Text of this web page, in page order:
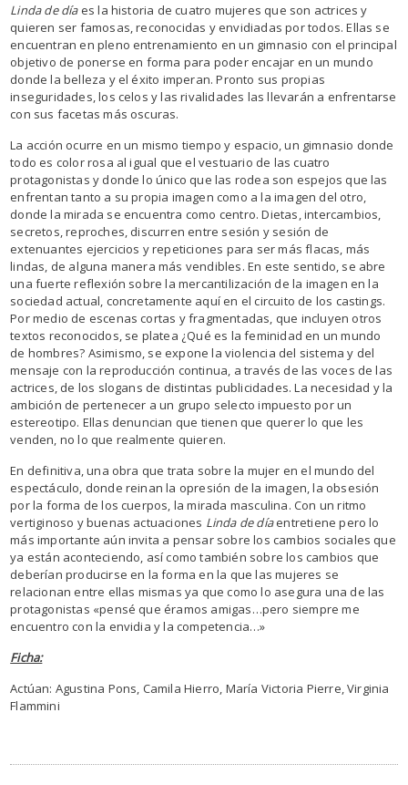
Linda de díaes la historia de cuatro mujeres que son actrices y
quieren ser famosas, reconocidas y envidiadas por todos. Ellas se
encuentran en pleno entrenamiento en un gimnasio con el principal
objetivo de ponerse en forma para poder encajar en un mundo
donde la belleza y el éxito imperan. Pronto sus propias
inseguridades, los celos y las rivalidades las llevarán a enfrentarse
con sus facetas más oscuras.
La acción ocurre en un mismo tiempo y espacio, un gimnasio donde
todo es color rosa al igual que el vestuario de las cuatro
protagonistas y donde lo único que las rodea son espejos que las
enfrentan tanto a su propia imagen como a la imagen del otro,
donde la mirada se encuentra como centro. Dietas, intercambios,
secretos, reproches, discurren entre sesión y sesión de
extenuantes ejercicios y repeticiones para ser más flacas, más
lindas, de alguna manera más vendibles. En este sentido, se abre
una fuerte reflexión sobre la mercantilización de la imagen en la
sociedad actual, concretamente aquí en el circuito de los castings.
Por medio de escenas cortas y fragmentadas, que incluyen otros
textos reconocidos, se platea ¿Qué es la feminidad en un mundo
de hombres? Asimismo, se expone la violencia del sistema y del
mensaje con la reproducción continua, a través de las voces de las
actrices, de los slogans de distintas publicidades. La necesidad y la
ambición de pertenecer a un grupo selecto impuesto por un
estereotipo. Ellas denuncian que tienen que querer lo que les
venden, no lo que realmente quieren.
En definitiva, una obra que trata sobre la mujer en el mundo del
espectáculo, donde reinan la opresión de la imagen, la obsesión
por la forma de los cuerpos, la mirada masculina. Con un ritmo
vertiginoso y buenas actuaciones Linda de díaentretiene pero lo
más importante aún invita a pensar sobre los cambios sociales que
ya están aconteciendo, así como también sobre los cambios que
deberían producirse en la forma en la que las mujeres se
relacionan entre ellas mismas ya que como lo asegura una de las
protagonistas «pensé que éramos amigas…pero siempre me
encuentro con la envidia y la competencia…»
Ficha:
Actúan: Agustina Pons, Camila Hierro, María Victoria Pierre, Virginia
Flammini